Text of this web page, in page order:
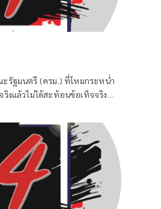
รัฐมนตรี (ครม.) ที่โหมกระหน่ำ
งแล้วไม่ได้สะท้อนข้อเท็จจริง
ทางหลัก คือกลุ่มคนนอกที่ไม่ชอบ
ดิตเพื่อสร้างความสั่นคลอน และ
เงินที่กระหายเก้าอี้กระทรวง